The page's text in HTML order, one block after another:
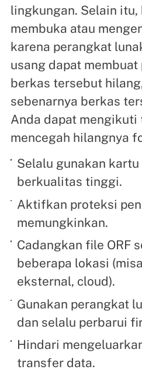
lingkungan. Selain
membuka atau
karena perangkat
usang dapat
berkas tersebut
sebenarnya berkas
Anda dapat
mencegah hilangnya
Selalu gunakan
berkualitas tinggi.
Aktifkan proteksi
memungkinkan.
Cadangkan file ORF
beberapa lokasi
eksternal, cloud).
Gunakan perangkat
dan selalu perbarui
Hindari
transfer data.